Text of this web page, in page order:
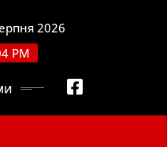
2026
PM